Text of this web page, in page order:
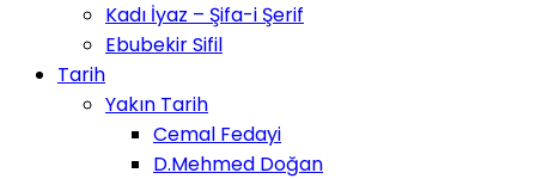
Kadı İyaz – Şifa-i Şerif
Ebubekir Sifil
Tarih
Yakın Tarih
Cemal Fedayi
D.Mehmed Doğan